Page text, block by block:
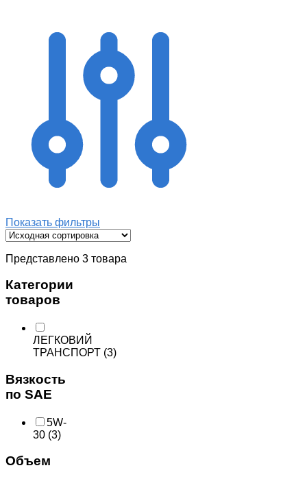
Показать фильтры
Представлено 3 товара
Категории
товаров
ЛЕГКОВИЙ
ТРАНСПОРТ (3)
Вязкость
по SAE
5W-
30 (3)
Объем